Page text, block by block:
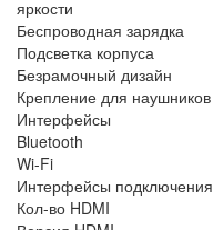
яркости
Беспроводная зарядка
Подсветка корпуса
Безрамочный дизайн
Крепление для наушников
Интерфейсы
Bluetooth
Wi-Fi
Интерфейсы подключения
Кол-во HDMI